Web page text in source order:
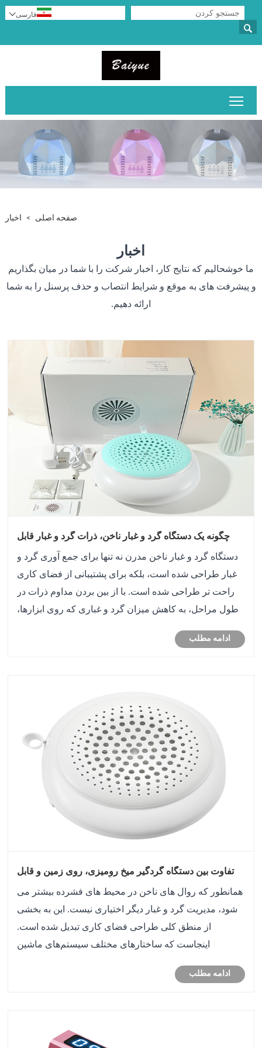

فارسی
صفحه اصلی > اخبار
اخبار
ما خوشحالیم که نتایج کار، اخبار شرکت را با شما در میان بگذاریم
و پیشرفت های به موقع و شرایط انتصاب و حذف پرسنل را به شما
ارائه دهیم.
چگونه یک دستگاه گرد و غبار ناخن، ذرات گرد و غبار قابل
تنفس را که برای چشم انسان قابل مشاهده نیست، جذب
می کند؟
دستگاه گرد و غبار ناخن مدرن نه تنها برای جمع آوری گرد و
غبار طراحی شده است، بلکه برای پشتیبانی از فضای کاری
راحت تر طراحی شده است. با از بین بردن مداوم ذرات در
طول مراحل، به کاهش میزان گرد و غباری که روی ابزارها،
ادامه مطلب
تفاوت بین دستگاه گردگیر میخ رومیزی، روی زمین و قابل
همانطور که روال های ناخن در محیط های فشرده بیشتر می
شود، مدیریت گرد و غبار دیگر اختیاری نیست. این به بخشی
از منطق کلی طراحی فضای کاری تبدیل شده است.
اینجاست که ساختارهای مختلف سیستم‌های ماشین
ادامه مطلب